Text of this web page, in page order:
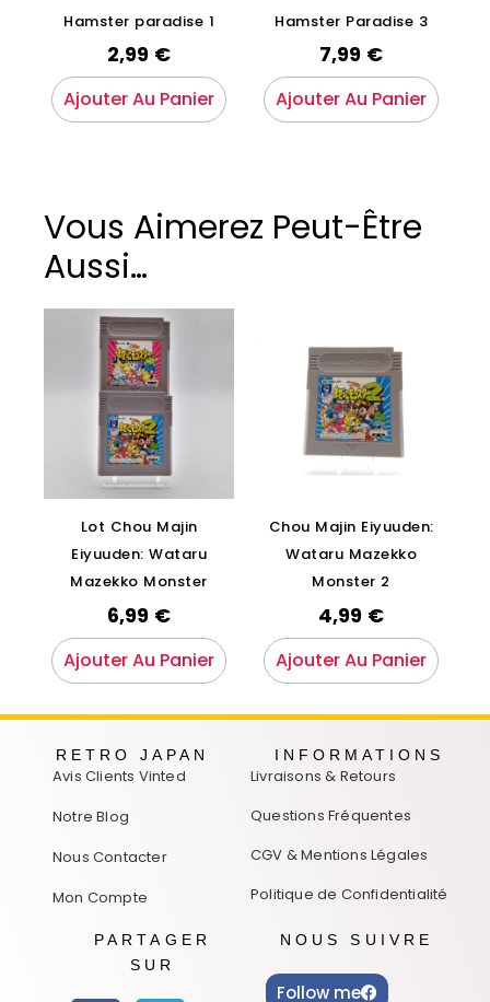
Hamster paradise 1
2,99 €
Ajouter Au Panier
Hamster Paradise 3
7,99 €
Ajouter Au Panier
Vous Aimerez Peut-Être
Aussi…
Lot Chou Majin
Eiyuuden: Wataru
Mazekko Monster
6,99 €
Ajouter Au Panier
Chou Majin Eiyuuden:
Wataru Mazekko
Monster 2
4,99 €
Ajouter Au Panier
RETRO JAPAN
Avis Clients Vinted
Notre Blog
Nous Contacter
Mon Compte
INFORMATIONS
Livraisons & Retours
Questions Fréquentes
CGV & Mentions Légales
Politique de Confidentialité
PARTAGER
SUR
NOUS SUIVRE
Follow me